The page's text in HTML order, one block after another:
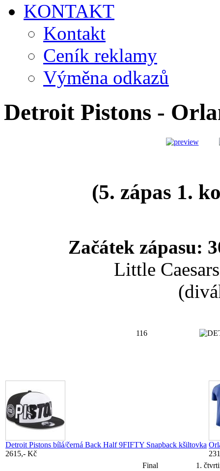
KONTAKT
Kontakt
Ceník reklamy
Výměna odkazů
Detroit Pistons -
(5. zápas 1.
Začátek zápasu:
Little
116
Detroit Pistons bílá/černá Back Half 9FIFTY Snapback kšiltovka
2615,- Kč
Final
1.